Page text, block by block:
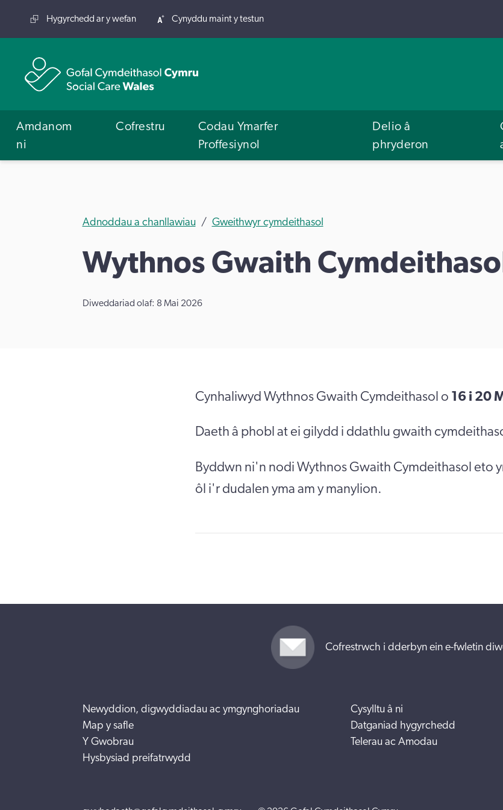
Hygyrchedd ar y wefan Cynyddu maint y testun
Amdanom
ni
Cofrestru
Codau Ymarfer
Proffesiynol
Delio â
phryderon
Adnoddau a chanllawiau Gweithwyr cymdeithasol
Wythnos Gwaith Cymdeithasol
Diweddariad olaf: 8 Mai 2026
Cynhaliwyd Wythnos Gwaith Cymdeithasol o 16 i 20
Daeth â phobl at ei gilydd i ddathlu gwaith
Byddwn ni'n nodi Wythnos Gwaith Cymdeithasol eto
ôl i'r dudalen yma am y manylion.
Cofrestrwch i dderbyn ein e-fwletin
Newyddion, digwyddiadau ac ymgynghoriadau
Map y safle
Y Gwobrau
Hysbysiad preifatrwydd
Cysylltu â ni
Datganiad hygyrchedd
Telerau ac Amodau